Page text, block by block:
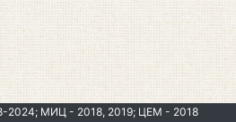
2024; МИЦ - 2018, 2019; ЦЕМ - 2018